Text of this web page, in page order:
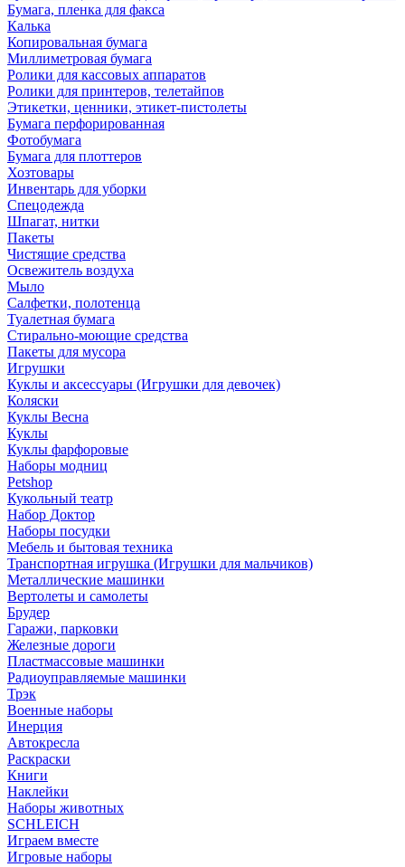
Бумага, пленка для факса
Калька
Копировальная бумага
Миллиметровая бумага
Ролики для кассовых аппаратов
Ролики для принтеров, телетайпов
Этикетки, ценники, этикет-пистолеты
Бумага перфорированная
Фотобумага
Бумага для плоттеров
Хозтовары
Инвентарь для уборки
Спецодежда
Шпагат, нитки
Пакеты
Чистящие средства
Освежитель воздуха
Мыло
Салфетки, полотенца
Туалетная бумага
Стирально-моющие средства
Пакеты для мусора
Игрушки
Куклы и аксессуары (Игрушки для девочек)
Коляски
Куклы Весна
Куклы
Куклы фарфоровые
Наборы модниц
Petshop
Кукольный театр
Набор Доктор
Наборы посудки
Мебель и бытовая техника
Транспортная игрушка (Игрушки для мальчиков)
Металлические машинки
Вертолеты и самолеты
Брудер
Гаражи, парковки
Железные дороги
Пластмассовые машинки
Радиоуправляемые машинки
Трэк
Военные наборы
Инерция
Автокресла
Раскраски
Книги
Наклейки
Наборы животных
SCHLEICH
Играем вместе
Игровые наборы